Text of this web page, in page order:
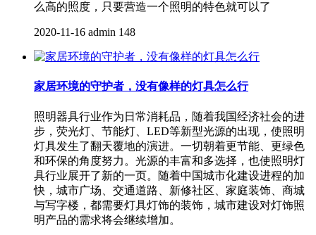
么高的照度，只要营造一个照明的特色就可以了
2020-11-16 admin 148
家居环境的守护者，没有像样的灯具怎么行
照明器具行业作为日常消耗品，随着我国经济社会的进
步，荧光灯、节能灯、LED等新型光源的出现，使照明
灯具发生了翻天覆地的演进。一切朝着更节能、更绿色
和环保的角度努力。光源的丰富和多选择，也使照明灯
具行业展开了新的一页。随着中国城市化建设进程的加
快，城市广场、交通道路、新修社区、家庭装饰、商城
与写字楼，都需要灯具灯饰的装饰，城市建设对灯饰照
明产品的需求将会继续增加。